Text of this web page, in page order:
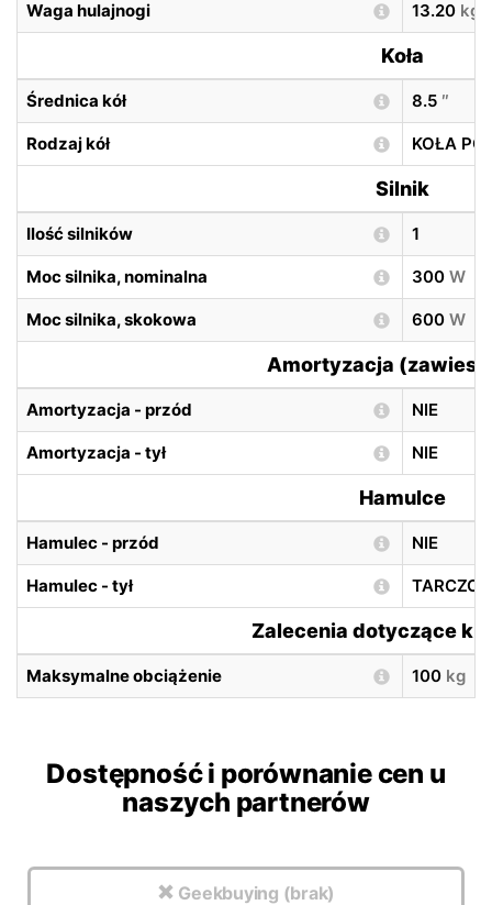
Waga hulajnogi 13.20 kg
Koła
Średnica kół 8.5 ″
Rodzaj kół KOŁA
Silnik
Ilość silników 1
Moc silnika, nominalna 300 W
Moc silnika, skokowa 600 W
Amortyzacja
Amortyzacja - przód NIE
Amortyzacja - tył NIE
Hamulce
Hamulec - przód NIE
Hamulec - tył
Zalecenia dotyczące
Maksymalne obciążenie 100 kg
Dostępność i porównanie cen u
naszych partnerów
Geekbuying (brak)